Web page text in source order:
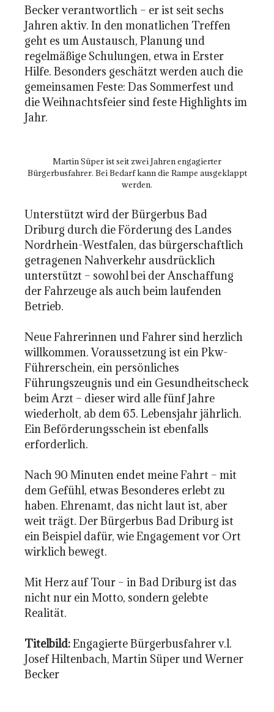
Becker verantwortlich – er ist seit sechs
Jahren aktiv. In den monatlichen Treffen
geht es um Austausch, Planung und
regelmäßige Schulungen, etwa in Erster
Hilfe. Besonders geschätzt werden auch die
gemeinsamen Feste: Das Sommerfest und
die Weihnachtsfeier sind feste Highlights im
Jahr.
Martin Süper ist seit zwei Jahren engagierter
Bürgerbusfahrer. Bei Bedarf kann die Rampe ausgeklappt
werden.
Unterstützt wird der Bürgerbus Bad
Driburg durch die Förderung des Landes
Nordrhein-Westfalen, das bürgerschaftlich
getragenen Nahverkehr ausdrücklich
unterstützt – sowohl bei der Anschaffung
der Fahrzeuge als auch beim laufenden
Betrieb.
Neue Fahrerinnen und Fahrer sind herzlich
willkommen. Voraussetzung ist ein Pkw-
Führerschein, ein persönliches
Führungszeugnis und ein Gesundheitscheck
beim Arzt – dieser wird alle fünf Jahre
wiederholt, ab dem 65. Lebensjahr jährlich.
Ein Beförderungsschein ist ebenfalls
erforderlich.
Nach 90 Minuten endet meine Fahrt – mit
dem Gefühl, etwas Besonderes erlebt zu
haben. Ehrenamt, das nicht laut ist, aber
weit trägt. Der Bürgerbus Bad Driburg ist
ein Beispiel dafür, wie Engagement vor Ort
wirklich bewegt.
Mit Herz auf Tour – in Bad Driburg ist das
nicht nur ein Motto, sondern gelebte
Realität.
Titelbild:Engagierte Bürgerbusfahrer v.l.
Josef Hiltenbach, Martin Süper und Werner
Becker